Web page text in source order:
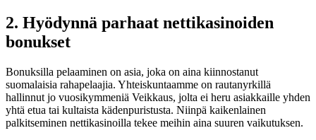
2. Hyödynnä parhaat nettikasinoiden
bonukset
Bonuksilla pelaaminen on asia, joka on aina kiinnostanut
suomalaisia rahapelaajia. Yhteiskuntaamme on rautanyrkillä
hallinnut jo vuosikymmeniä Veikkaus, jolta ei heru asiakkaille yhden
yhtä etua tai kultaista kädenpuristusta. Niinpä kaikenlainen
palkitseminen nettikasinoilla tekee meihin aina suuren vaikutuksen.